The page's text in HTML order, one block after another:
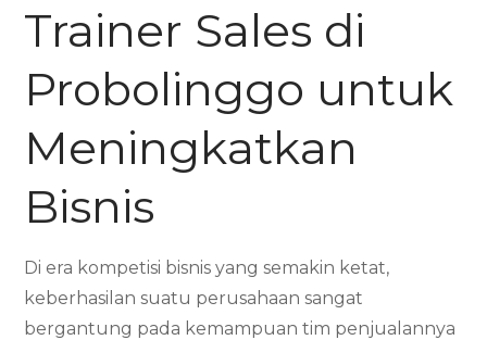
Trainer Sales di
Probolinggo untuk
Meningkatkan
Bisnis
Di era kompetisi bisnis yang semakin ketat,
keberhasilan suatu perusahaan sangat
bergantung pada kemampuan tim penjualannya